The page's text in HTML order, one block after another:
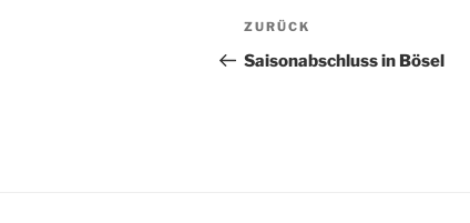
Vorheriger
Beitrag
ZURÜCK
Saisonabschluss in Bösel